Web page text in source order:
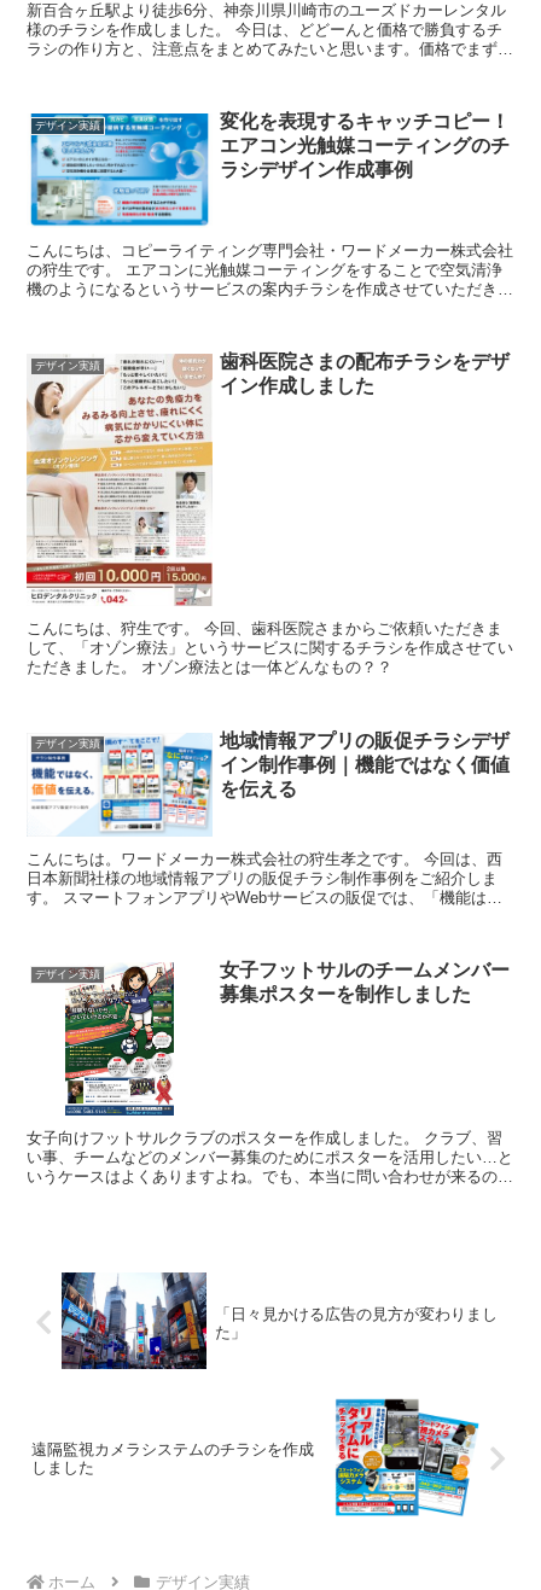
新百合ヶ丘駅より徒歩6分、神奈川県川崎市のユーズドカーレンタル
様のチラシを作成しました。 今日は、どどーんと価格で勝負するチ
ラシの作り方と、注意点をまとめてみたいと思います。価格でまず興
デザイン実績
変化を表現するキャッチコピー！
エアコン光触媒コーティングのチ
ラシデザイン作成事例
こんにちは、コピーライティング専門会社・ワードメーカー株式会社
の狩生です。 エアコンに光触媒コーティングをすることで空気清浄
機のようになるというサービスの案内チラシを作成させていただきま
デザイン実績
歯科医院さまの配布チラシをデザ
イン作成しました
こんにちは、狩生です。 今回、歯科医院さまからご依頼いただきま
して、「オゾン療法」というサービスに関するチラシを作成させてい
ただきました。 オゾン療法とは一体どんなもの？？
デザイン実績
地域情報アプリの販促チラシデザ
イン制作事例｜機能ではなく価値
を伝える
こんにちは。ワードメーカー株式会社の狩生孝之です。 今回は、西
日本新聞社様の地域情報アプリの販促チラシ制作事例をご紹介しま
す。 スマートフォンアプリやWebサービスの販促では、「機能はた
デザイン実績
女子フットサルのチームメンバー
募集ポスターを制作しました
女子向けフットサルクラブのポスターを作成しました。 クラブ、習
い事、チームなどのメンバー募集のためにポスターを活用したい…と
いうケースはよくありますよね。でも、本当に問い合わせが来るのか
「日々見かける広告の見方が変わりまし
た」
遠隔監視カメラシステムのチラシを作成
しました
ホーム デザイン実績